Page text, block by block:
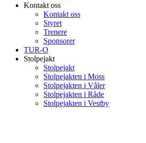
Kontakt oss
Kontakt oss
Styret
Trenere
Sponsorer
TUR-O
Stolpejakt
Stolpejakt
Stolpejakten i Moss
Stolpejakten i Våler
Stolpejakten i Råde
Stolpejakten i Vestby